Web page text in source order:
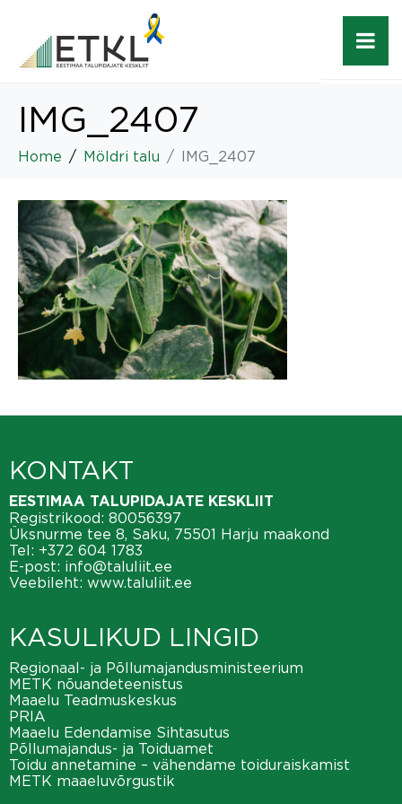
IMG_2407
Home Möldri talu IMG_2407
KONTAKT
EESTIMAA TALUPIDAJATE KESKLIIT
Registrikood: 80056397
Üksnurme tee 8, Saku, 75501 Harju maakond
Tel: +372 604 1783
E-post: info@taluliit.ee
Veebileht: www.taluliit.ee
KASULIKUD LINGID
Regionaal- ja Põllumajandusministeerium
METK nõuandeteenistus
Maaelu Teadmuskeskus
PRIA
Maaelu Edendamise Sihtasutus
Põllumajandus- ja Toiduamet
Toidu annetamine – vähendame toiduraiskamist
METK maaeluvõrgustik